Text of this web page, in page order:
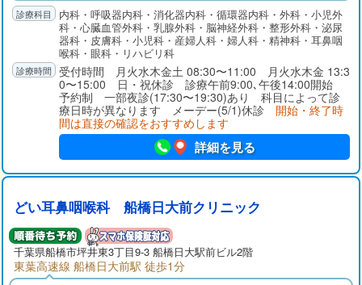
て暮らせるように医療面でサポートできる外来機能を目指して
内科・呼吸器内科・消化器内科・循環器内科・外科・小児外
科・心臓血管外科・乳腺外科・脳神経外科・整形外科・泌尿
器科・皮膚科・小児科・産婦人科・婦人科・精神科・耳鼻咽
喉科・眼科・リハビリ科
受付時間 月火水木金土 08:30〜11:00 月火水木金 13:3
0〜15:00 日・祝休診 診療午前9:00､午後14:00開始
予約制 一部夜診(17:30〜19:30)あり 科目によって診
療日時が異なります メーデー(5/1)休診 開始・終了時
間は直接の確認をおすすめします
詳細を見る
どい耳鼻咽喉科 船橋日大前クリニック
千葉県船橋市坪井東3丁目9-3 船橋日大駅前ビル2階
東葉高速線 船橋日大前駅 徒歩1分